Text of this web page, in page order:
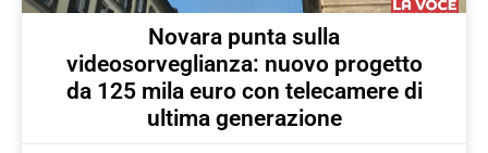
Novara punta sulla
videosorveglianza: nuovo progetto
da 125 mila euro con telecamere di
ultima generazione